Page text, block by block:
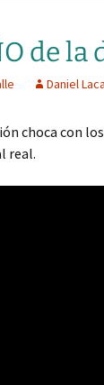
de la
Daniel
choca con
real.